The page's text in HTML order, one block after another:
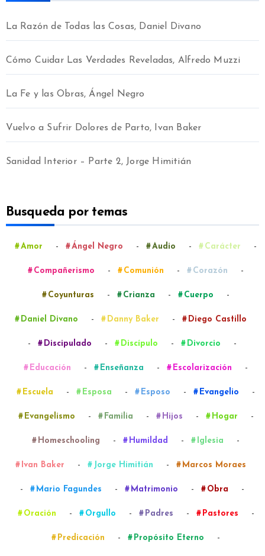
La Razón de Todas las Cosas, Daniel Divano
Cómo Cuidar Las Verdades Reveladas, Alfredo Muzzi
La Fe y las Obras, Ángel Negro
Vuelvo a Sufrir Dolores de Parto, Ivan Baker
Sanidad Interior – Parte 2, Jorge Himitián
Busqueda por temas
Amor - Ángel Negro - Audio - Carácter -
Compañerismo - Comunión - Corazón -
Coyunturas - Crianza - Cuerpo -
Daniel Divano - Danny Baker - Diego Castillo
- Discipulado - Discípulo - Divorcio -
Educación - Enseñanza - Escolarización -
Escuela - Esposa - Esposo - Evangelio -
Evangelismo - Familia - Hijos - Hogar -
Homeschooling - Humildad - Iglesia -
Ivan Baker - Jorge Himitián - Marcos Moraes
- Mario Fagundes - Matrimonio - Obra -
Oración - Orgullo - Padres - Pastores -
Predicación - Propósito Eterno -